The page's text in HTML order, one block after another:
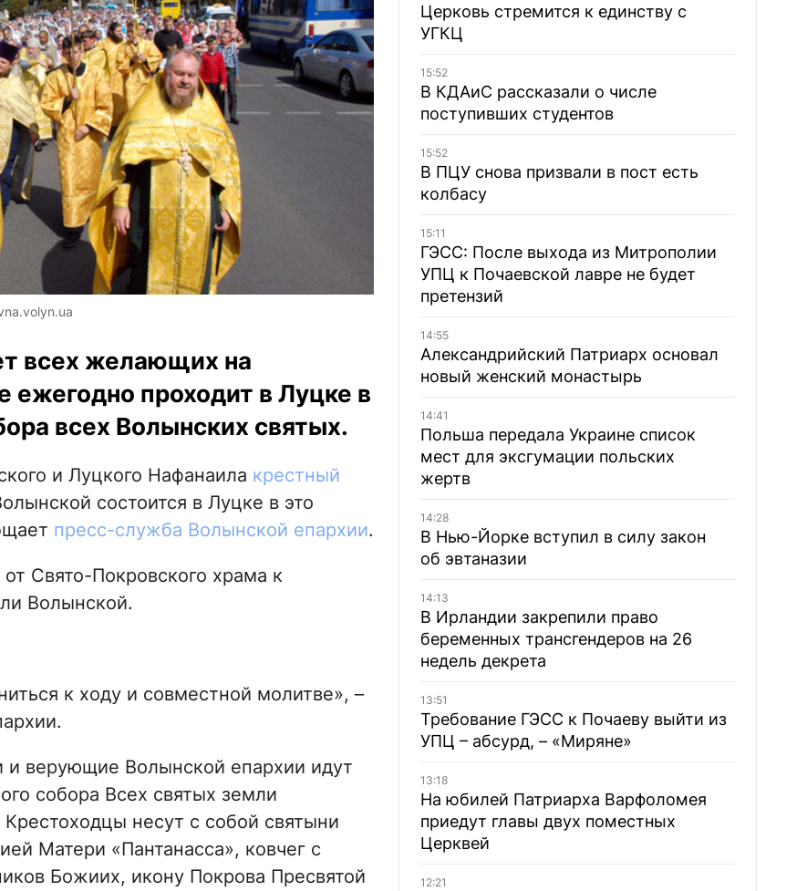
всех желающих на
ежегодно проходит в Луцке в
всех Волынских святых.
и Луцкого Нафанаила крестный
состоится в Луцке в это
пресс-служба Волынской епархии.
Свято-Покровского храма к
Волынской.
к ходу и совместной молитве», –
и верующие Волынской епархии идут
собора Всех святых земли
несут с собой святыни
Матери «Пантанасса», ковчег с
Божиих, икону Покрова Пресвятой
Церковь стремится к единству с
УГКЦ
15:52
В КДАиС рассказали о числе
поступивших студентов
15:52
В ПЦУ снова призвали в пост есть
колбасу
15:11
ГЭСС: После выхода из Митрополии
УПЦ к Почаевской лавре не будет
претензий
14:55
Александрийский Патриарх основал
новый женский монастырь
14:41
Польша передала Украине список
мест для эксгумации польских
жертв
14:28
В Нью-Йорке вступил в силу закон
об эвтаназии
14:13
В Ирландии закрепили право
беременных трансгендеров на 26
недель декрета
13:51
Требование ГЭСС к Почаеву выйти из
УПЦ – абсурд, – «Миряне»
13:18
На юбилей Патриарха Варфоломея
приедут главы двух поместных
Церквей
12:21